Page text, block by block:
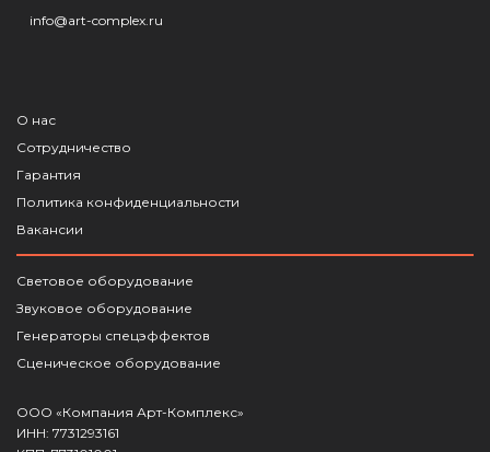
info@art-complex.ru
О нас
Сотрудничество
Гарантия
Политика конфиденциальности
Вакансии
Световое оборудование
Звуковое оборудование
Генераторы спецэффектов
Сценическое оборудование
ООО «Компания Арт-Комплекс»
ИНН: 7731293161